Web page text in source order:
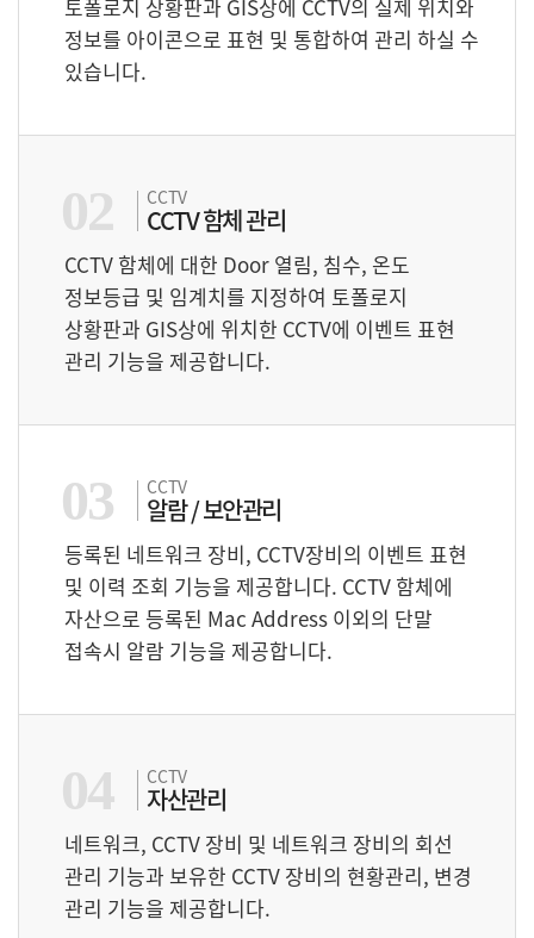
토폴로지 상황판과 GIS상에 CCTV의 실제 위치와
정보를 아이콘으로 표현 및 통합하여 관리 하실 수
있습니다.
02 CCTV
CCTV 함체 관리
CCTV 함체에 대한 Door 열림, 침수, 온도
정보등급 및 임계치를 지정하여 토폴로지
상황판과 GIS상에 위치한 CCTV에 이벤트 표현
관리 기능을 제공합니다.
03 CCTV
알람 / 보안관리
등록된 네트워크 장비, CCTV장비의 이벤트 표현
및 이력 조회 기능을 제공합니다. CCTV 함체에
자산으로 등록된 Mac Address 이외의 단말
접속시 알람 기능을 제공합니다.
04 CCTV
자산관리
네트워크, CCTV 장비 및 네트워크 장비의 회선
관리 기능과 보유한 CCTV 장비의 현황관리, 변경
관리 기능을 제공합니다.